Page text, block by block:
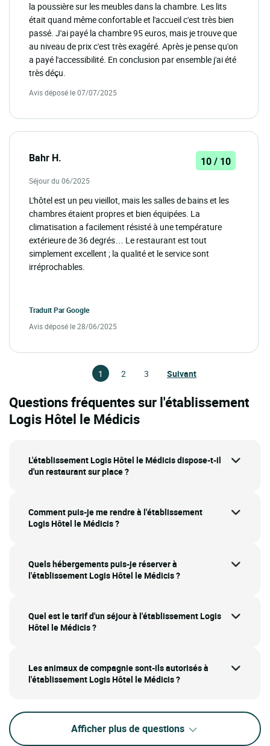
la poussière sur les meubles dans la chambre. Les lits
était quand même confortable et l'accueil c'est très bien
passé. J'ai payé la chambre 95 euros, mais je trouve que
au niveau de prix c'est très exagéré. Après je pense qu'on
a payé l'accessibilité. En conclusion par ensemble j'ai été
très déçu.
Avis déposé le 07/07/2025
Bahr H. 10 / 10
Séjour du 06/2025
L'hôtel est un peu vieillot, mais les salles de bains et les
chambres étaient propres et bien équipées. La
climatisation a facilement résisté à une température
extérieure de 36 degrés… Le restaurant est tout
simplement excellent ; la qualité et le service sont
irréprochables.
Traduit ParGoogle
Avis déposé le 28/06/2025
1 2 3 Suivant
Questions fréquentes sur l'établissement
Logis Hôtel le Médicis
L'établissement Logis Hôtel le Médicis dispose-t-il
d'un restaurant sur place ?
Comment puis-je me rendre à l'établissement
Logis Hôtel le Médicis ?
Quels hébergements puis-je réserver à
l'établissement Logis Hôtel le Médicis ?
Quel est le tarif d'un séjour à l'établissement Logis
Hôtel le Médicis ?
Les animaux de compagnie sont-ils autorisés à
l'établissement Logis Hôtel le Médicis ?
Afficher plus de questions